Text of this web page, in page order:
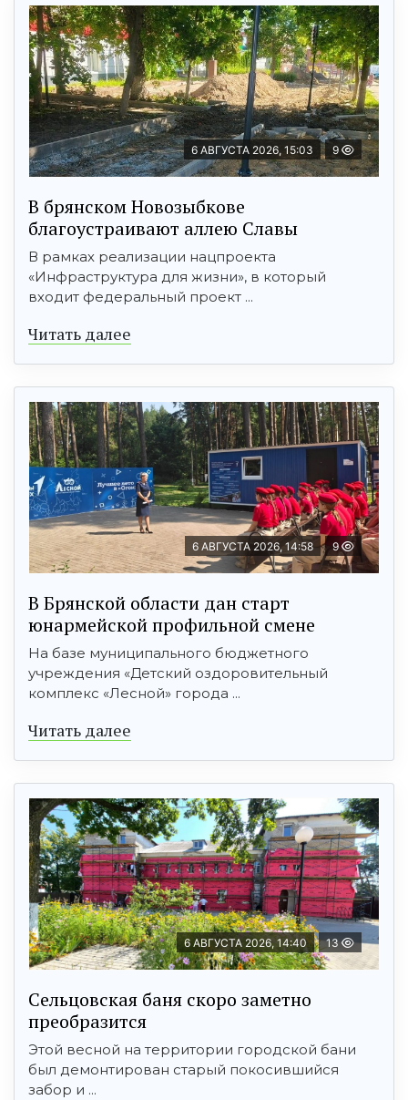
6 АВГУСТА 2026, 15:03 9
В брянском Новозыбкове
благоустраивают аллею Славы
В рамках реализации нацпроекта
«Инфраструктура для жизни», в который
входит федеральный проект ...
Читать далее
6 АВГУСТА 2026, 14:58 9
В Брянской области дан старт
юнармейской профильной смене
На базе муниципального бюджетного
учреждения «Детский оздоровительный
комплекс «Лесной» города ...
Читать далее
6 АВГУСТА 2026, 14:40 13
Сельцовская баня скоро заметно
преобразится
Этой весной на территории городской бани
был демонтирован старый покосившийся
забор и ...